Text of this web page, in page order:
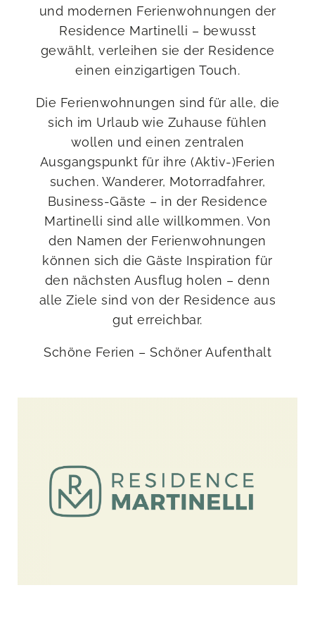
und modernen Ferienwohnungen der
Residence Martinelli – bewusst
gewählt, verleihen sie der Residence
einen einzigartigen Touch.
Die Ferienwohnungen sind für alle, die
sich im Urlaub wie Zuhause fühlen
wollen und einen zentralen
Ausgangspunkt für ihre (Aktiv-)Ferien
suchen. Wanderer, Motorradfahrer,
Business-Gäste – in der Residence
Martinelli sind alle willkommen. Von
den Namen der Ferienwohnungen
können sich die Gäste Inspiration für
den nächsten Ausflug holen – denn
alle Ziele sind von der Residence aus
gut erreichbar.
Schöne Ferien – Schöner Aufenthalt